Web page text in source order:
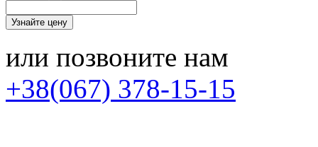
или позвоните нам
+38(067) 378-15-15